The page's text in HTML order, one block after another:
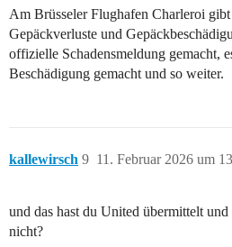
Am Brüsseler Flughafen Charleroi
Gepäckverluste und
offizielle Schadensmeldung gemacht,
Beschädigung gemacht und so weiter.
kallewirsch 11. Februar 2026 um
9
und das hast du United übermittelt
nicht?